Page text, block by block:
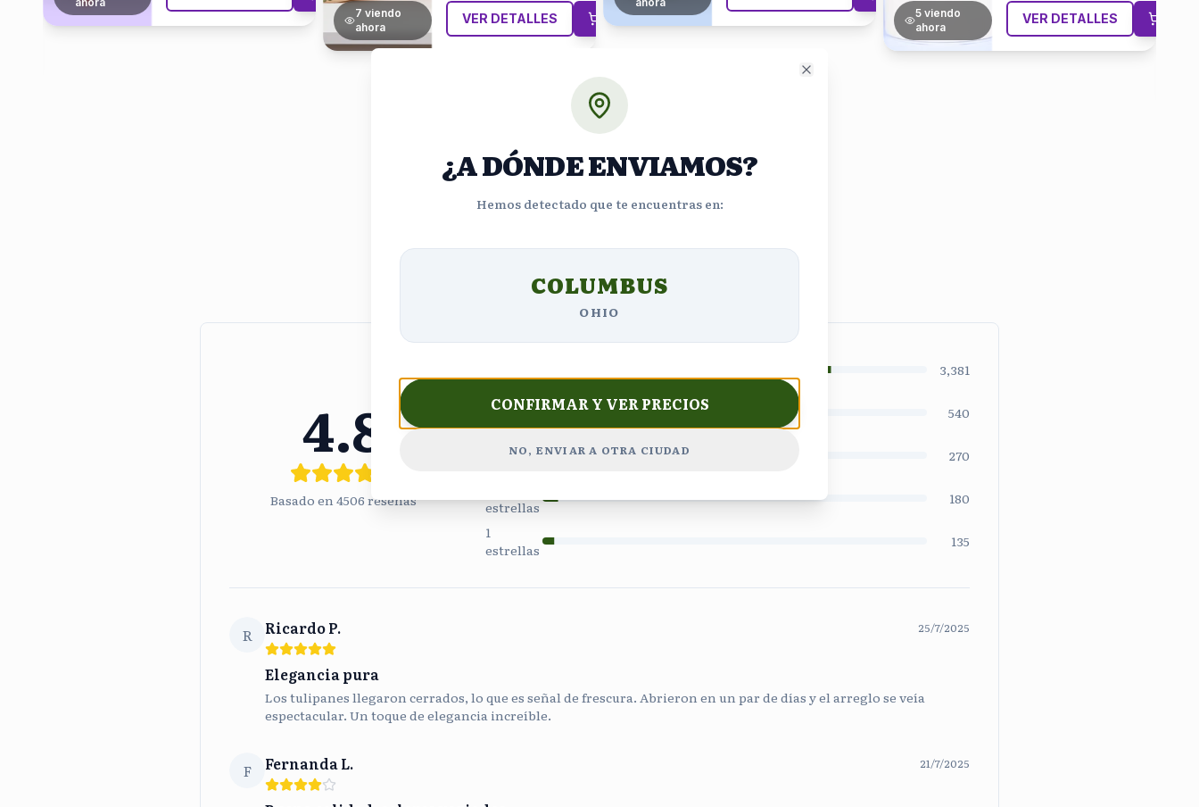
7 viendo
ahora
5 viendo
ahora
ENTREGA URGENTE
Opiniones de Clientes
4.8
Basado en 4506 reseñas
estrellas
3,381
4
540
270
estrellas
180
1
estrellas
135
R Ricardo P. 25/7/2025
Elegancia pura
Los tulipanes llegaron cerrados, lo que es señal de frescura. Abrieron en un par de días y el arreglo se veía
espectacular. Un toque de elegancia increíble.
F Fernanda L. 21/7/2025
¿A DÓNDE ENVIAMOS?
Hemos detectado que te encuentras en:
COLUMBUS
OHIO
CONFIRMAR Y VER PRECIOS
NO, ENVIAR A OTRA CIUDAD